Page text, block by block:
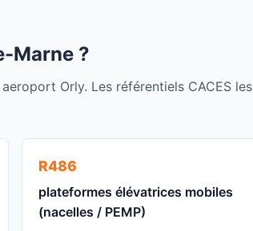
Marne ?
Orly. Les référentiels CACES les
R486
plateformes élévatrices mobiles
(nacelles / PEMP)